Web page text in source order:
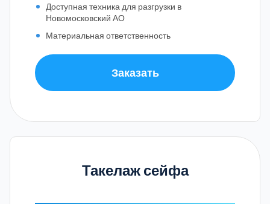
Доступная техника для разгрузки в
Новомосковский АО
Материальная ответственность
Заказать
Такелаж сейфа